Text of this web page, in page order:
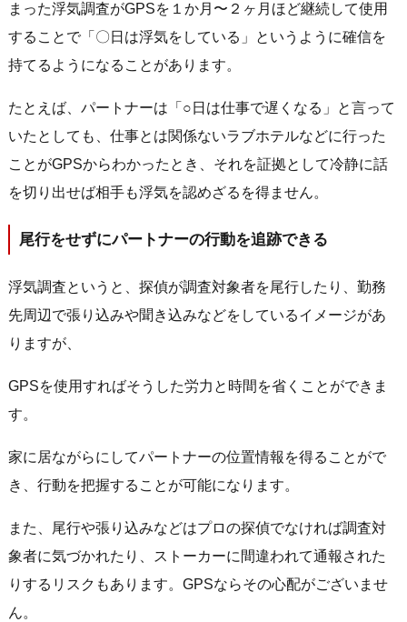
まった浮気調査がGPSを１か月〜２ヶ月ほど継続して使用
することで「〇日は浮気をしている」というように確信を
持てるようになることがあります。
たとえば、パートナーは「○日は仕事で遅くなる」と言って
いたとしても、仕事とは関係ないラブホテルなどに行った
ことがGPSからわかったとき、それを証拠として冷静に話
を切り出せば相手も浮気を認めざるを得ません。
尾行をせずにパートナーの行動を追跡できる
浮気調査というと、探偵が調査対象者を尾行したり、勤務
先周辺で張り込みや聞き込みなどをしているイメージがあ
りますが、
GPSを使用すればそうした労力と時間を省くことができま
す。
家に居ながらにしてパートナーの位置情報を得ることがで
き、行動を把握することが可能になります。
また、尾行や張り込みなどはプロの探偵でなければ調査対
象者に気づかれたり、ストーカーに間違われて通報された
りするリスクもあります。 GPSならその心配がございませ
ん。